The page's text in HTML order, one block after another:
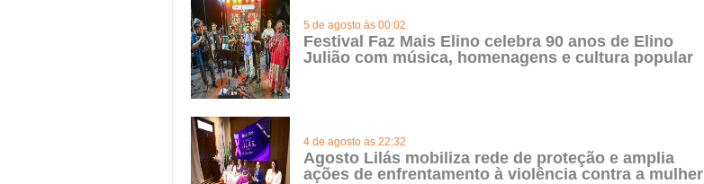
5 de agosto às 00:02
Festival Faz Mais Elino celebra 90 anos de Elino
Julião com música, homenagens e cultura popular
4 de agosto às 22:32
Agosto Lilás mobiliza rede de proteção e amplia
ações de enfrentamento à violência contra a mulher